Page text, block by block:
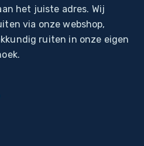
het juiste adres. Wij
via onze webshop,
ruiten in onze eigen